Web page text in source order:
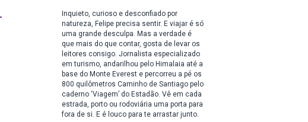
Inquieto, curioso e desconfiado por
natureza, Felipe precisa sentir. E viajar é só
uma grande desculpa. Mas a verdade é
que mais do que contar, gosta de levar os
leitores consigo. Jornalista especializado
em turismo, andarilhou pelo Himalaia até a
base do Monte Everest e percorreu a pé os
800 quilômetros Caminho de Santiago pelo
caderno ‘Viagem’ do Estadão. Vê em cada
estrada, porto ou rodoviária uma porta para
fora de si. E é louco para te arrastar junto.